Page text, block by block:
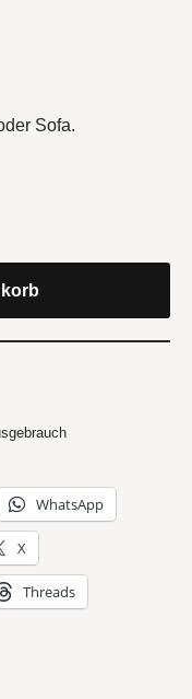
Sofa.
WhatsApp
X
Threads